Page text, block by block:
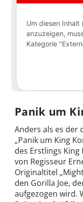
Panik um
Anders als es der
„Panik um King
des Erstlings King
von Regisseur
Originaltitel
den Gorilla Joe,
aufgezogen wird.